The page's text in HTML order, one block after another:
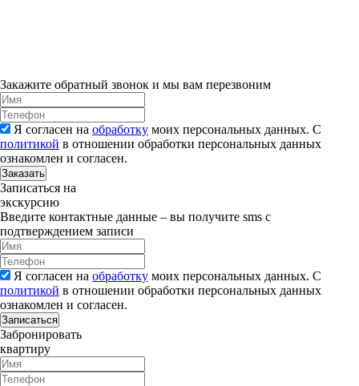
Закажите обратный звонок и мы вам перезвоним
Я согласен на обработку моих персональных данных. С
политикой в отношении обработки персональных данных
ознакомлен и согласен.
Заказать
Записаться на
экскурсию
Введите контактные данные – вы получите sms с
подтверждением записи
Я согласен на обработку моих персональных данных. С
политикой в отношении обработки персональных данных
ознакомлен и согласен.
Записаться
Забронировать
квартиру